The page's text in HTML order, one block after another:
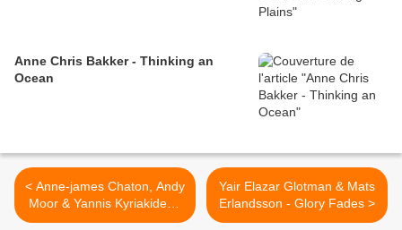
Anne Chris Bakker - Thinking an
Ocean
< Anne-james Chaton, Andy
Moor & Yannis Kyriakides -
Handmade Series :
Yair Elazar Glotman & Mats
Erlandsson - Glory Fades >